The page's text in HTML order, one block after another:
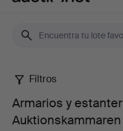
Armarios
Filtros
Armarios y